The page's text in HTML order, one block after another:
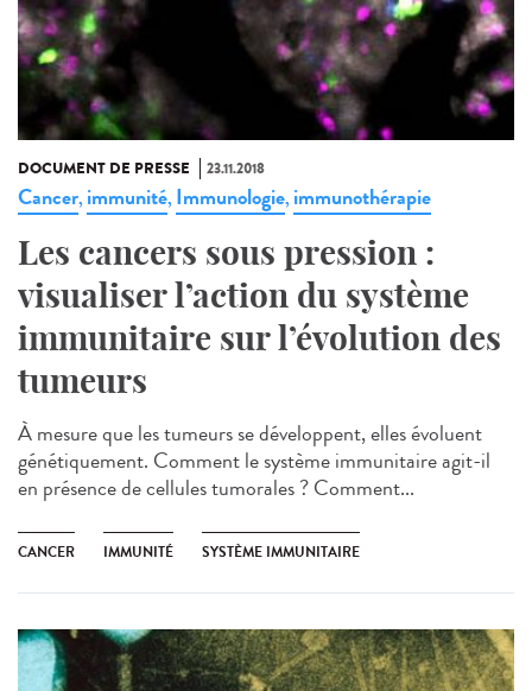
DOCUMENT DE PRESSE 23.11.2018
Cancer, immunité, Immunologie, immunothérapie
Les cancers sous pression :
visualiser l’action du système
immunitaire sur l’évolution des
tumeurs
À mesure que les tumeurs se développent, elles évoluent
génétiquement. Comment le système immunitaire agit-il
en présence de cellules tumorales ? Comment...
CANCER IMMUNITÉ SYSTÈME IMMUNITAIRE